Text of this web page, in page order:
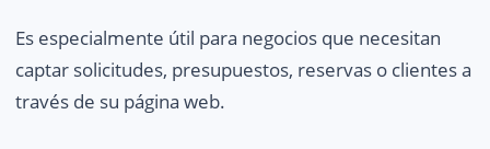
Es especialmente útil para negocios que necesitan
captar solicitudes, presupuestos, reservas o clientes a
través de su página web.